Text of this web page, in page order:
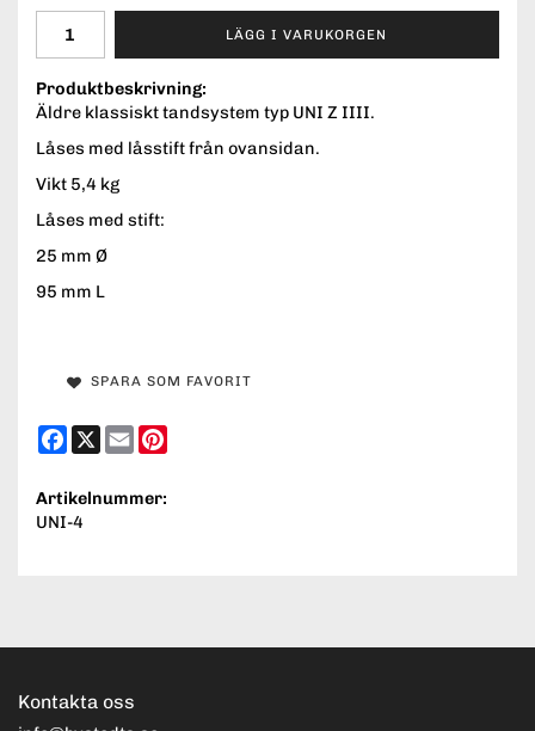
LÄGG I VARUKORGEN
Produktbeskrivning:
Äldre klassiskt tandsystem typ UNI Z IIII.
Låses med låsstift från ovansidan.
Vikt 5,4 kg
Låses med stift:
25 mm Ø
95 mm L
SPARA SOM FAVORIT
Facebook
X Email
Artikelnummer:
UNI-4
Kontakta oss